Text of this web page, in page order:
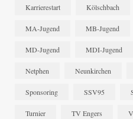
Karrierestart Kölschbach
MA-Jugend MB-Jugend
MD-Jugend MDI-Jugend
Netphen Neunkirchen
Sponsoring SSV95
Turnier TV Engers